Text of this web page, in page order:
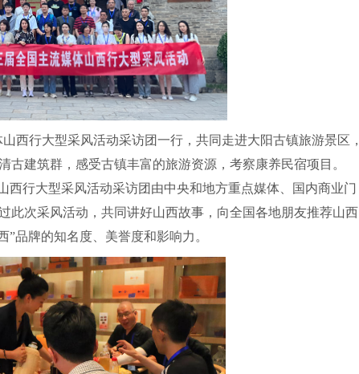
行大型采风活动采访团一行，共同走进大阳古镇旅游景区，
建筑群，感受古镇丰富的旅游资源，考察康养民宿项目。
行大型采风活动采访团由中央和地方重点媒体、国内商业门
此次采风活动，共同讲好山西故事，向全国各地朋友推荐山西
”品牌的知名度、美誉度和影响力。